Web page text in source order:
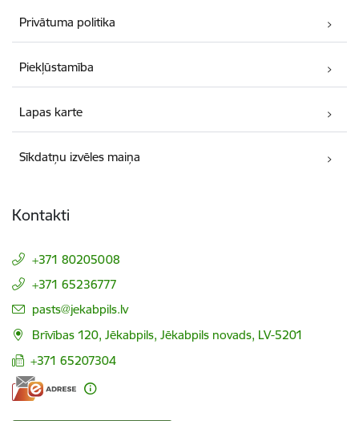
Privātuma politika
Piekļūstamība
Lapas karte
Sīkdatņu izvēles maiņa
Kontakti
+371 80205008
+371 65236777
E-pasts:
pasts@jekabpils.lv
Brīvības 120, Jēkabpils, Jēkabpils novads, LV-5201
+371 65207304